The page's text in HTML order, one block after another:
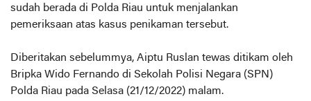
sudah berada di Polda Riau untuk menjalankan
pemeriksaan atas kasus penikaman tersebut.
Diberitakan sebelummya, Aiptu Ruslan tewas ditikam oleh
Bripka Wido Fernando di Sekolah Polisi Negara (SPN)
Polda Riau pada Selasa (21/12/2022) malam.